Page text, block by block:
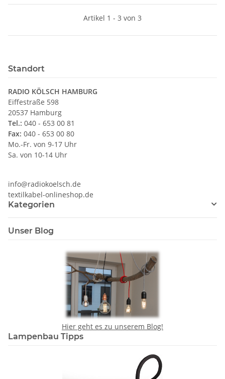
Artikel 1 - 3 von 3
Standort
RADIO KÖLSCH HAMBURG
Eiffestraße 598
20537 Hamburg
Tel.: 040 - 653 00 81
Fax: 040 - 653 00 80
Mo.-Fr. von 9-17 Uhr
Sa. von 10-14 Uhr
info@radiokoelsch.de
textilkabel-onlineshop.de
Kategorien
Unser Blog
Hier geht es zu unserem Blog!
Lampenbau Tipps